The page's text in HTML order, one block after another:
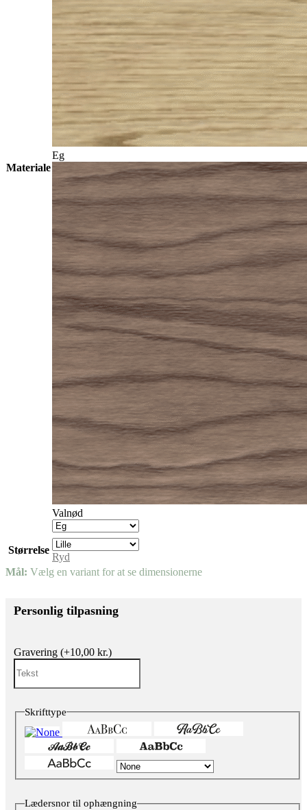
Materiale
Eg
Valnød
Størrelse
Ryd
Mål: Vælg en variant for at se dimensionerne
Personlig tilpasning
Gravering (+10,00 kr.)
Skrifttype
Lædersnor til ophængning